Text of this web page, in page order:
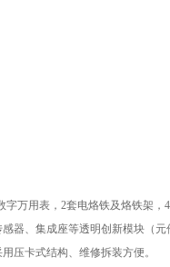
字万用表， 2套电烙铁及烙铁架，
器、集成座等透明创新模块（
压卡式结构、维修拆装方便。